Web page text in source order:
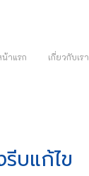
าแรก เกี่ยวกับเรา
บแก้ไข